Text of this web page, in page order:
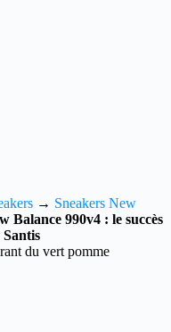
→ Sneakers New
Balance 990v4 : le succès
du vert pomme